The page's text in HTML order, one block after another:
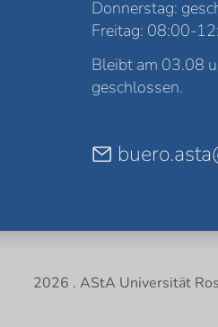
Donnerstag:
Freitag: 08:00-
Bleibt am 03.08
geschlossen.
2026 . AStA Universität